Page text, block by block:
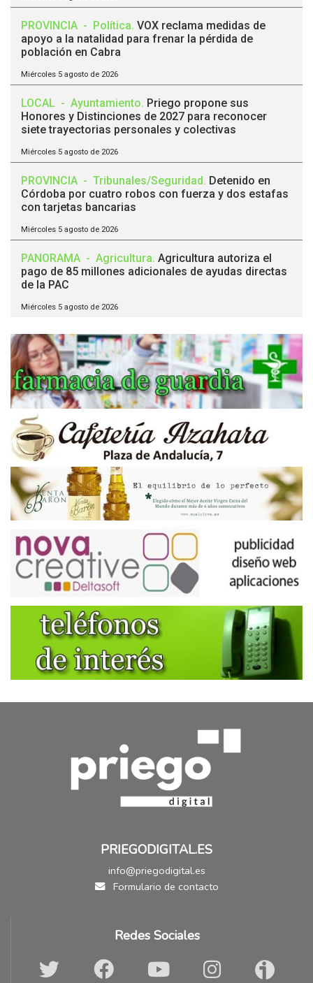
PROVINCIA - Política. VOX reclama medidas de
apoyo a la natalidad para frenar la pérdida de
población en Cabra
Miércoles 5 agosto de 2026
LOCAL - Ayuntamiento. Priego propone sus
Honores y Distinciones de 2027 para reconocer
siete trayectorias personales y colectivas
Miércoles 5 agosto de 2026
PROVINCIA - Tribunales/Seguridad. Detenido en
Córdoba por cuatro robos con fuerza y dos estafas
con tarjetas bancarias
Miércoles 5 agosto de 2026
PANORAMA - Agricultura. Agricultura autoriza el
pago de 85 millones adicionales de ayudas directas
de la PAC
Miércoles 5 agosto de 2026
PRIEGODIGITAL.ES
info@priegodigital.es
Formulario de contacto
Redes Sociales